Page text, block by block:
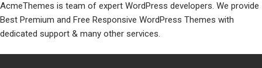
AcmeThemes is team of expert WordPress developers. We provide
Best Premium and Free Responsive WordPress Themes with
dedicated support & many other services.